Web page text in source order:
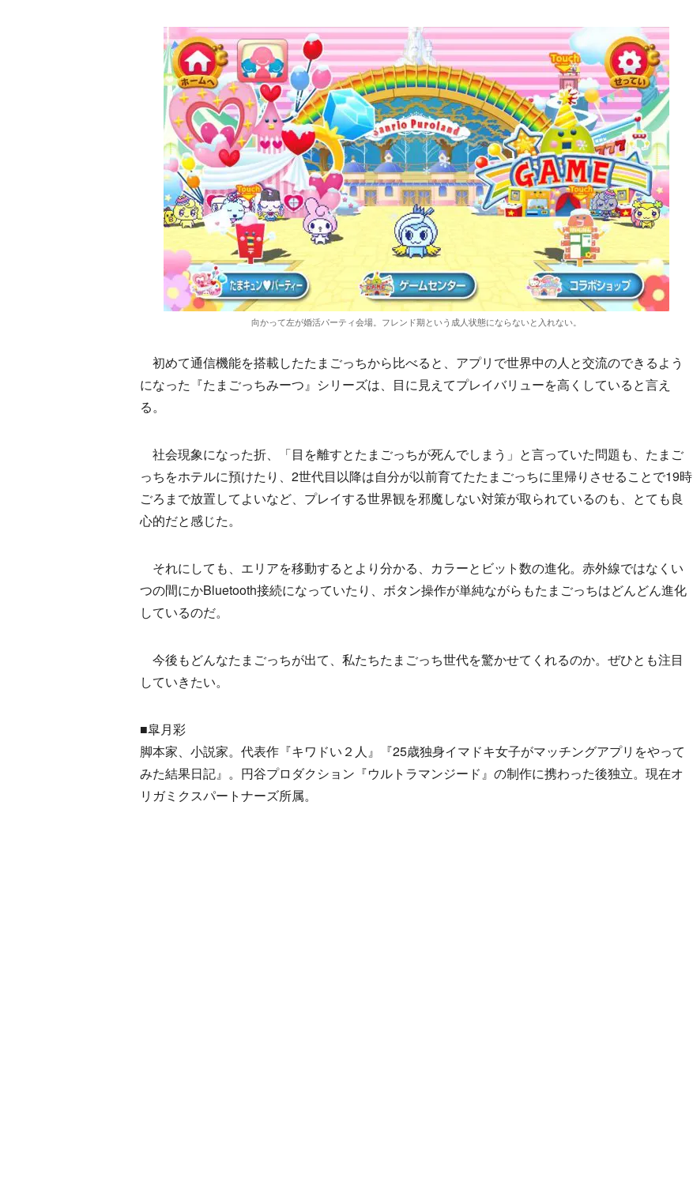
向かって左が婚活パーティ会場。フレンド期という成人状態にならないと入れない。
初めて通信機能を搭載したたまごっちから比べると、アプリで世界中の人と交流のできるよう
になった『たまごっちみーつ』シリーズは、目に見えてプレイバリューを高くしていると言え
る。
社会現象になった折、「目を離すとたまごっちが死んでしまう」と言っていた問題も、たまご
っちをホテルに預けたり、2世代目以降は自分が以前育てたたまごっちに里帰りさせることで19時
ごろまで放置してよいなど、プレイする世界観を邪魔しない対策が取られているのも、とても良
心的だと感じた。
それにしても、エリアを移動するとより分かる、カラーとビット数の進化。赤外線ではなくい
つの間にかBluetooth接続になっていたり、ボタン操作が単純ながらもたまごっちはどんどん進化
しているのだ。
今後もどんなたまごっちが出て、私たちたまごっち世代を驚かせてくれるのか。ぜひとも注目
していきたい。
■皐月彩
脚本家、小説家。代表作『キワドい２人』『25歳独身イマドキ女子がマッチングアプリをやって
みた結果日記』。円谷プロダクション『ウルトラマンジード』の制作に携わった後独立。現在オ
リガミクスパートナーズ所属。